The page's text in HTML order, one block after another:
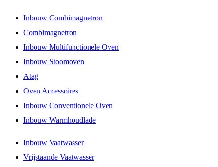
Inbouw Combimagnetron
Combimagnetron
Inbouw Multifunctionele Oven
Inbouw Stoomoven
Atag
Oven Accessoires
Inbouw Conventionele Oven
Inbouw Warmhoudlade
Inbouw Vaatwasser
Vrijstaande Vaatwasser